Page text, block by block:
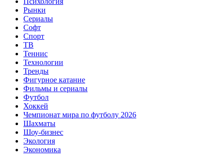
Рынки
Сериалы
Софт
Спорт
ТВ
Теннис
Технологии
Тренды
Фигурное катание
Фильмы и сериалы
Футбол
Хоккей
Чемпионат мира по футболу 2026
Шахматы
Шоу-бизнес
Экология
Экономика